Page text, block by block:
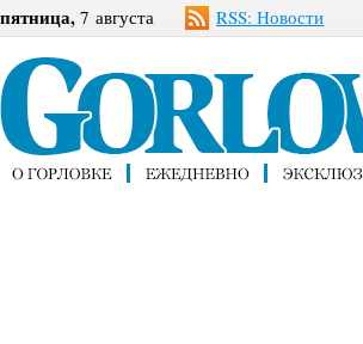
пятница, 7 августа RSS: Новости